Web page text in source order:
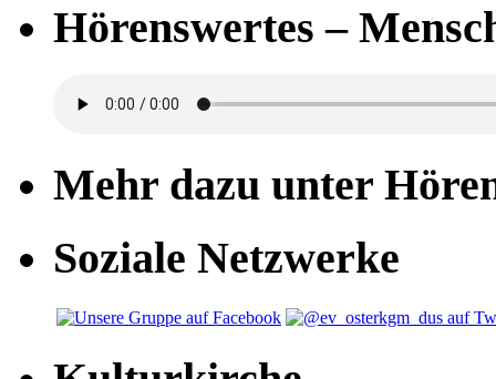
Hörenswertes –
Mehr dazu unter
Soziale Netzwerke